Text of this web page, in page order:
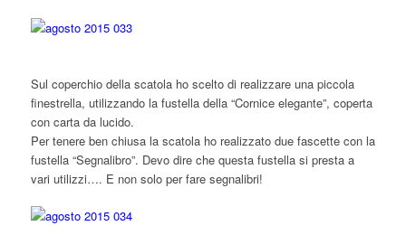
Sul coperchio della scatola ho scelto di realizzare una piccola
finestrella, utilizzando la fustella della “Cornice elegante”, coperta
con carta da lucido.
Per tenere ben chiusa la scatola ho realizzato due fascette con la
fustella “Segnalibro”. Devo dire che questa fustella si presta a
vari utilizzi…. E non solo per fare segnalibri!